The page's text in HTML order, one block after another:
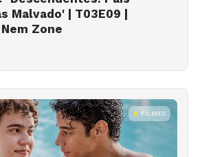
Malvado' | T03E09 |
Zone
FILMES